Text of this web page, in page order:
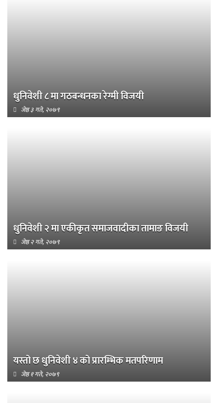
धुनिवेशी ८ मा गठबन्धनका रेग्मी विजयी
जेष्ठ ३ गते, २०७९
धुनिवेशी २ मा एकीकृत समाजवादीका तामाङ विजयी
जेष्ठ २ गते, २०७९
यस्तो छ धुनिवेशी ४ को प्रारम्भिक मतपरिणाम
जेष्ठ १ गते, २०७९